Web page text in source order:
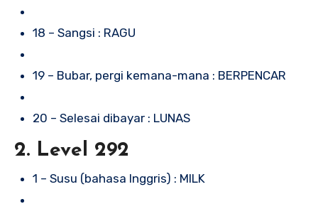
18 – Sangsi : RAGU
19 – Bubar, pergi kemana-mana : BERPENCAR
20 – Selesai dibayar : LUNAS
2. Level 292
1 – Susu (bahasa Inggris) : MILK